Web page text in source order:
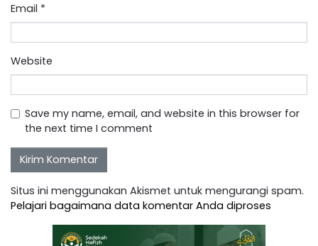
Email *
Website
Save my name, email, and website in this browser for
the next time I comment
Situs ini menggunakan Akismet untuk mengurangi spam.
Pelajari bagaimana data komentar Anda diproses